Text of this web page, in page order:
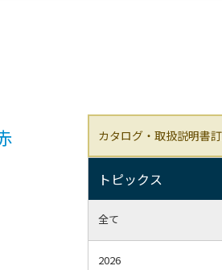
カタログ・取扱説明書
トピックス
全て
2026